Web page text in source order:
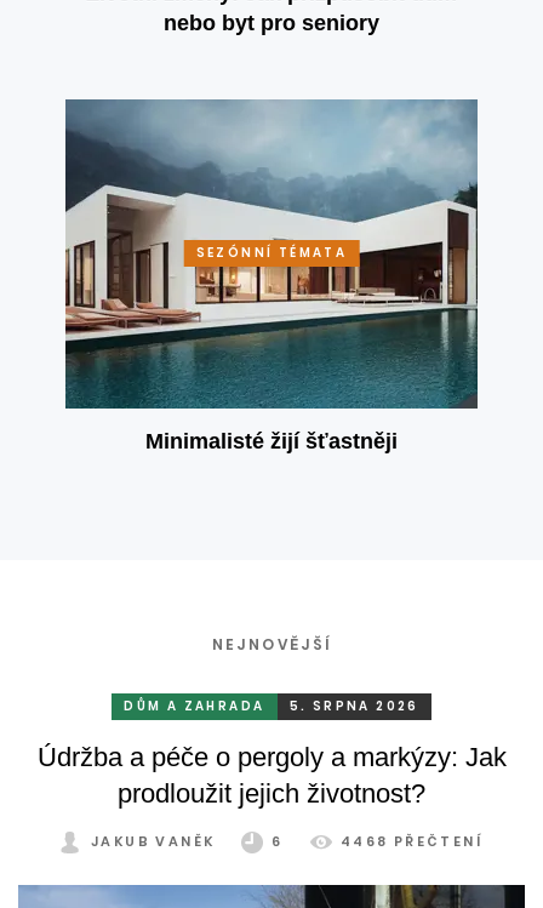
nebo byt pro seniory
SEZÓNNÍ TÉMATA
Minimalisté žijí šťastněji
NEJNOVĚJŠÍ
DŮM A ZAHRADA 5. SRPNA 2026
Údržba a péče o pergoly a markýzy: Jak
prodloužit jejich životnost?
JAKUB VANĚK 6 4468 PŘEČTENÍ